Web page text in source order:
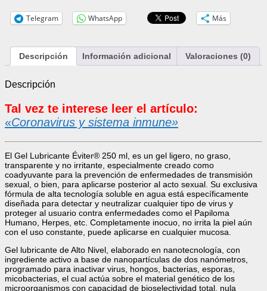
Telegram WhatsApp Más
Descripción Información adicional Valoraciones (0)
Descripción
Tal vez te interese leer el artículo:
«Coronavirus y sistema inmune»
El Gel Lubricante Éviter® 250 ml, es un gel ligero, no graso,
transparente y no irritante, especialmente creado como
coadyuvante para la prevención de enfermedades de transmisión
sexual, o bien, para aplicarse posterior al acto sexual. Su exclusiva
fórmula de alta tecnología soluble en agua está específicamente
diseñada para detectar y neutralizar cualquier tipo de virus y
proteger al usuario contra enfermedades como el Papiloma
Humano, Herpes, etc. Completamente inocuo, no irrita la piel aún
con el uso constante, puede aplicarse en cualquier mucosa.
Gel lubricante de Alto Nivel, elaborado en nanotecnología, con
ingrediente activo a base de nanopartículas de dos nanómetros,
programado para inactivar virus, hongos, bacterias, esporas,
micobacterias, el cual actúa sobre el material genético de los
microorganismos con capacidad de bioselectividad total, nula